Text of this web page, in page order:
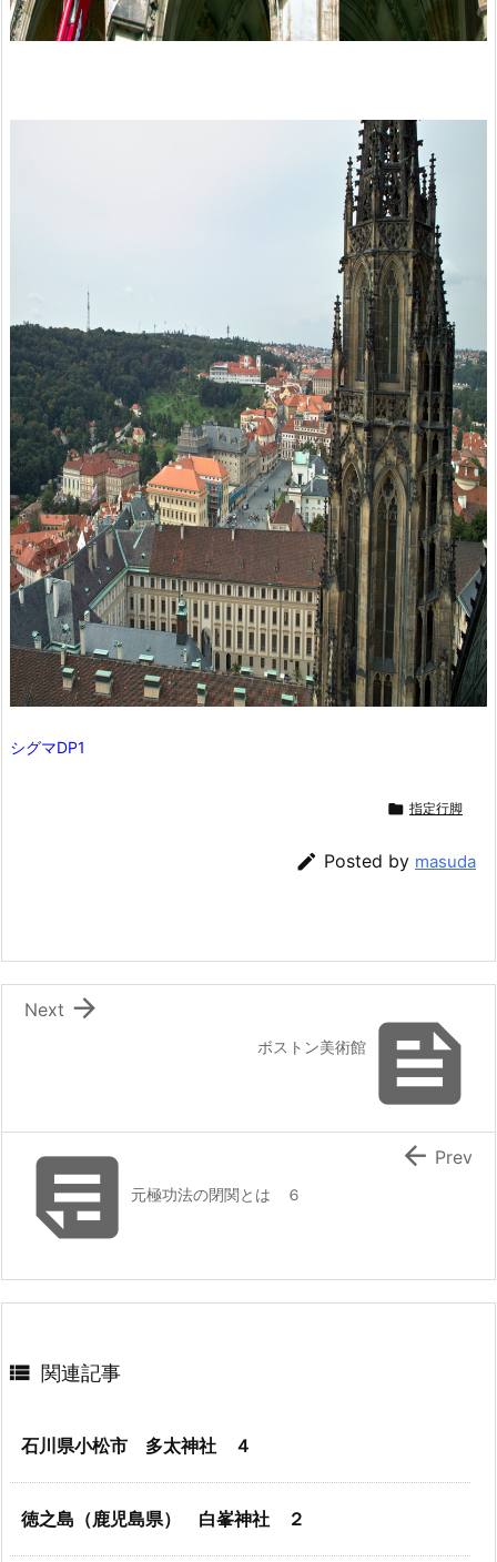
シグマDP1
 指定行脚
 Posted by masuda

ボストン美術館

Next
元極功法の閉関とは ６
 Prev
 関連記事
石川県小松市 多太神社 ４
徳之島（鹿児島県） 白峯神社 ２